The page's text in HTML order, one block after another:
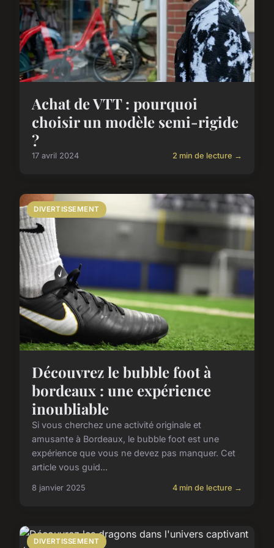
Achat de VTT : pourquoi
choisir un modèle semi-rigide
?
17 avril 2024 2 min de lecture →
DIVERTISSEMENT
Découvrez le bubble foot à
bordeaux : une expérience
inoubliable
Si vous cherchez une activité originale et
amusante à Bordeaux, le bubble foot est une
expérience que vous ne devez pas manquer. Cet
article vous guid...
8 janvier 2025 4 min de lecture →
DIVERTISSEMENT